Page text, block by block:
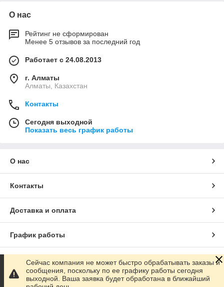
О нас
Рейтинг не сформирован
Менее 5 отзывов за последний год
Работает с 24.08.2013
г. Алматы
Алматы, Казахстан
Контакты
Сегодня выходной
Показать весь график работы
О нас
Контакты
Доставка и оплата
График работы
Полная версия сайта
Сайт создан на маркетплейсе Satu.kz
Сейчас компания не может быстро обрабатывать заказы и
сообщения, поскольку по ее графику работы сегодня
выходной. Ваша заявка будет обработана в ближайший